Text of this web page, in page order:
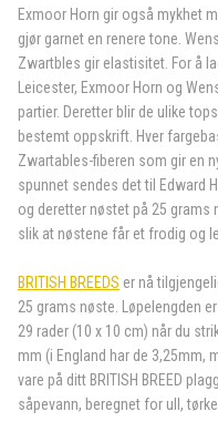
Exmoor Horn gir også mykhet
gjør garnet en renere tone.
Zwartbles gir elastisitet. For å
Leicester, Exmoor Horn og
partier. Deretter blir de ulike
bestemt oppskrift. Hver
Zwartables-fiberen som gir en
spunnet sendes det til Edward
og deretter nøstet på 25 grams
slik at nøstene får et frodig og
BRITISH BREEDS er nå
25 grams nøste. Løpelengden
29 rader (10 x 10 cm) når du
mm (i England har de 3,25mm,
vare på ditt BRITISH BREED
såpevann, beregnet for ull,